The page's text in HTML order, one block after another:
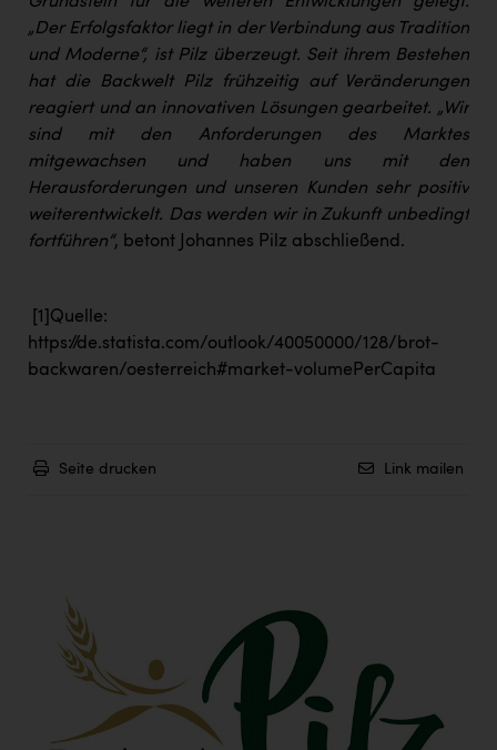
„Der Erfolgsfaktor liegt in der Verbindung aus Tradition
und Moderne“, ist Pilz überzeugt. Seit ihrem Bestehen
hat die Backwelt Pilz frühzeitig auf Veränderungen
reagiert und an innovativen Lösungen gearbeitet. „Wir
sind mit den Anforderungen des Marktes
mitgewachsen und haben uns mit den
Herausforderungen und unseren Kunden sehr positiv
weiterentwickelt. Das werden wir in Zukunft unbedingt
fortführen“, betont Johannes Pilz abschließend.
[1] Quelle:
https://de.statista.com/outlook/40050000/128/brot-
backwaren/oesterreich#market-volumePerCapita
Seite drucken Link mailen